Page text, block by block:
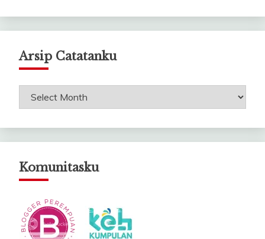
Arsip Catatanku
Arsip
Komunitasku